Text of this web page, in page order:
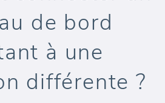
de bord
à une
différente ?